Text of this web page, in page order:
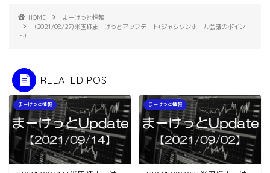
HOME
まーけっと情報
(2021/08/27)米国株まーけっとアップデート(ジャクソンホール会議のポイン
ト)
RELATED POST
まーけっと情報 まーけっと情報